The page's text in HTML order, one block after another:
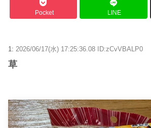
Pocket LINE
1: 2026/06/17(水) 17:25:36.08 ID:zCvVBALP0
草